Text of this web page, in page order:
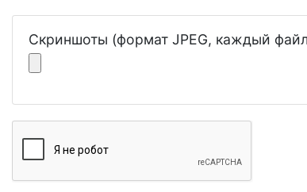
Скриншоты (формат JPEG, каждый